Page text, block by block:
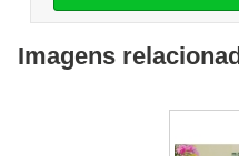
Imagens